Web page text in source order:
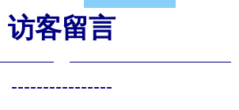
访客留言
----------------